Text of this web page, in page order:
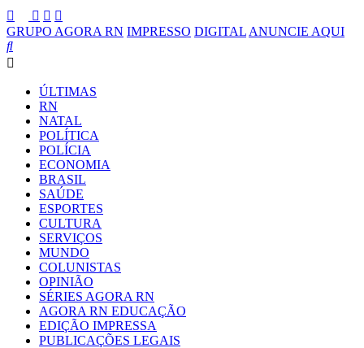
GRUPO AGORA RN IMPRESSO DIGITAL ANUNCIE AQUI
ÚLTIMAS
RN
NATAL
POLÍTICA
POLÍCIA
ECONOMIA
BRASIL
SAÚDE
ESPORTES
CULTURA
SERVIÇOS
MUNDO
COLUNISTAS
OPINIÃO
SÉRIES AGORA RN
AGORA RN EDUCAÇÃO
EDIÇÃO IMPRESSA
PUBLICAÇÕES LEGAIS